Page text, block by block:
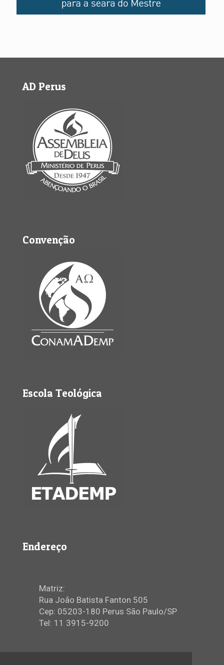
AD Perus
Convenção
Escola Teológica
Endereço
Matriz:
Rua João Batista Fanton 505
Cep: 05203-180 Perus São Paulo/SP
Tel: 11 3915-9200